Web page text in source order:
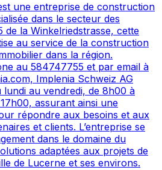
une entreprise de construction
dans le secteur des
de la Winkelriedstrasse, cette
au service de la construction
dans la région.
au 584747755 et par email à
Implenia Schweiz AG
lundi au vendredi, de 8h00 à
assurant ainsi une
répondre aux besoins et aux
et clients. L’entreprise se
dans le domaine du
adaptées aux projets de
de Lucerne et ses environs.